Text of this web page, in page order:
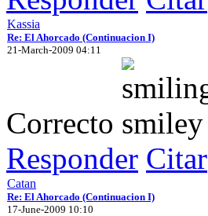
Kassia
Re: El Ahorcado (Continuacion I)
21-March-2009 04:11
Correcto
Responder Citar
Catan
Re: El Ahorcado (Continuacion I)
17-June-2009 10:10